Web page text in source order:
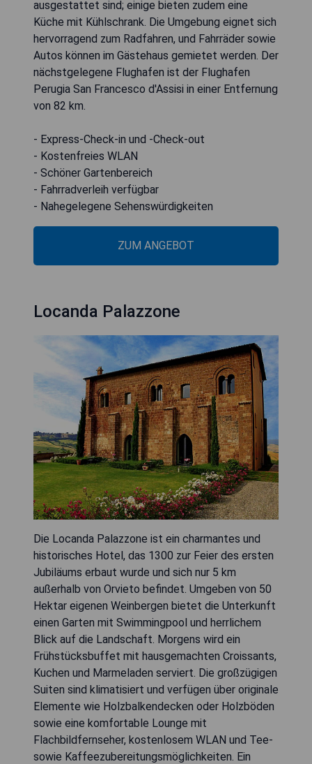
ausgestattet sind; einige bieten zudem eine
Küche mit Kühlschrank. Die Umgebung eignet sich
hervorragend zum Radfahren, und Fahrräder sowie
Autos können im Gästehaus gemietet werden. Der
nächstgelegene Flughafen ist der Flughafen
Perugia San Francesco d'Assisi in einer Entfernung
von 82 km.
- Express-Check-in und -Check-out
- Kostenfreies WLAN
- Schöner Gartenbereich
- Fahrradverleih verfügbar
- Nahegelegene Sehenswürdigkeiten
ZUM ANGEBOT
Locanda Palazzone
Die Locanda Palazzone ist ein charmantes und
historisches Hotel, das 1300 zur Feier des ersten
Jubiläums erbaut wurde und sich nur 5 km
außerhalb von Orvieto befindet. Umgeben von 50
Hektar eigenen Weinbergen bietet die Unterkunft
einen Garten mit Swimmingpool und herrlichem
Blick auf die Landschaft. Morgens wird ein
Frühstücksbuffet mit hausgemachten Croissants,
Kuchen und Marmeladen serviert. Die großzügigen
Suiten sind klimatisiert und verfügen über originale
Elemente wie Holzbalkendecken oder Holzböden
sowie eine komfortable Lounge mit
Flachbildfernseher, kostenlosem WLAN und Tee-
sowie Kaffeezubereitungsmöglichkeiten. Ein